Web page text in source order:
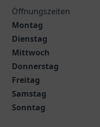
Öffnungszeiten
Montag
Dienstag
Mittwoch
Donnerstag
Freitag
Samstag
Sonntag